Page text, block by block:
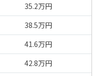
35.2万円
38.5万円
41.6万円
42.8万円